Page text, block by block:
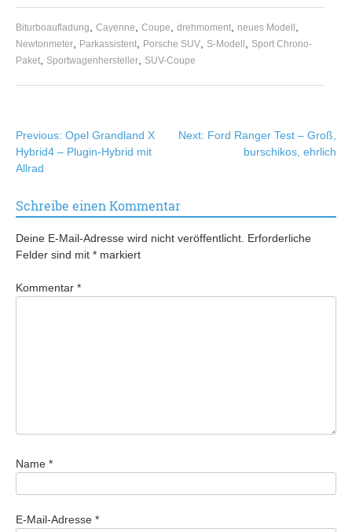
Biturboaufladung, Cayenne, Coupe, drehmoment, neues Modell ,
Newtonmeter, Parkassistent, Porsche SUV, S-Modell , Sport Chrono-
Paket, Sportwagenhersteller, SUV-Coupe
Beitragsnavigation
Previous: Opel Grandland X
Hybrid4 – Plugin-Hybrid mit
Allrad
Next: Ford Ranger Test – Groß,
burschikos, ehrlich
Schreibe einen Kommentar
Deine E-Mail-Adresse wird nicht veröffentlicht. Erforderliche
Felder sind mit * markiert
Kommentar *
Name *
E-Mail-Adresse *